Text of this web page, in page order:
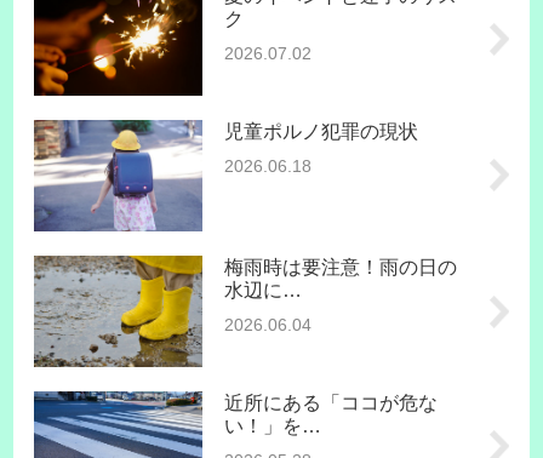
ク
2026.07.02
児童ポルノ犯罪の現状
2026.06.18
梅雨時は要注意！雨の日の
水辺に…
2026.06.04
近所にある「ココが危な
い！」を…